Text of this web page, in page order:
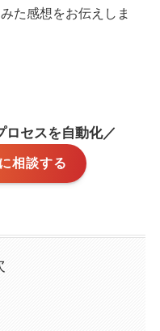
た感想をお伝えしま
ロセスを自動化／
相談する